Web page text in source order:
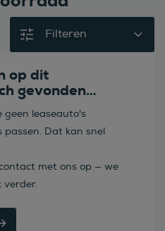
Filteren
op dit
gevonden…
geen leaseauto's
passen. Dat kan snel
met ons op — we
verder.